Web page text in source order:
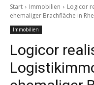
Start Immobilien
Logicor
ehemaliger Brachfläche in
Immobilien
Logicor